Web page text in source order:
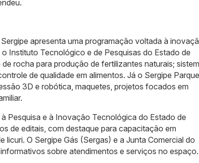
apresenta uma programação voltada à
Instituto Tecnológico e de Pesquisas do Estado de
rocha para produção de fertilizantes naturais;
de qualidade em alimentos. Já o Sergipe Parque
3D e robótica, maquetes, projetos focados em
Pesquisa e à Inovação Tecnológica do Estado de
de editais, com destaque para capacitação em
O Sergipe Gás (Sergas) e a Junta Comercial do
sobre atendimentos e serviços no espaço.